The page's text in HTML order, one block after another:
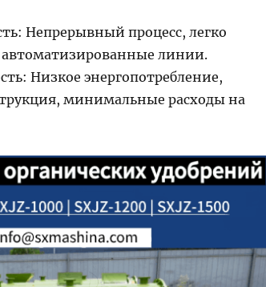
Непрерывный процесс, легко
автоматизированные линии.
Низкое энергопотребление,
минимальные расходы на